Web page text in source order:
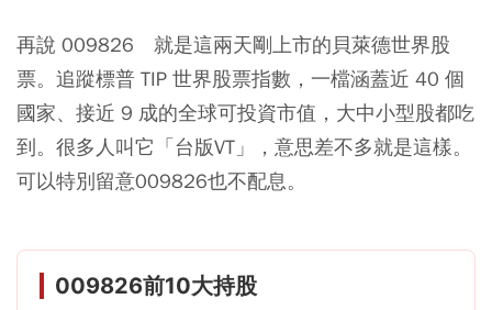
再說 009826 就是這兩天剛上市的貝萊德世界股
票。追蹤標普 TIP 世界股票指數，一檔涵蓋近 40 個
國家、接近 9 成的全球可投資市值，大中小型股都吃
到。很多人叫它「台版VT」，意思差不多就是這樣。
可以特別留意009826也不配息。
009826前10大持股